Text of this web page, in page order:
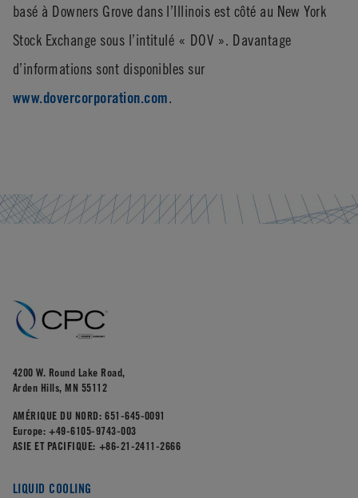
basé à Downers Grove dans l’Illinois est côté au New York
Stock Exchange sous l’intitulé « DOV ». Davantage
d’informations sont disponibles sur
www.dovercorporation.com.
4200 W. Round Lake Road,
Arden Hills, MN 55112
AMÉRIQUE DU NORD: 651-645-0091
Europe: +49-6105-9743-003
ASIE ET PACIFIQUE: +86-21-2411-2666
LIQUID COOLING